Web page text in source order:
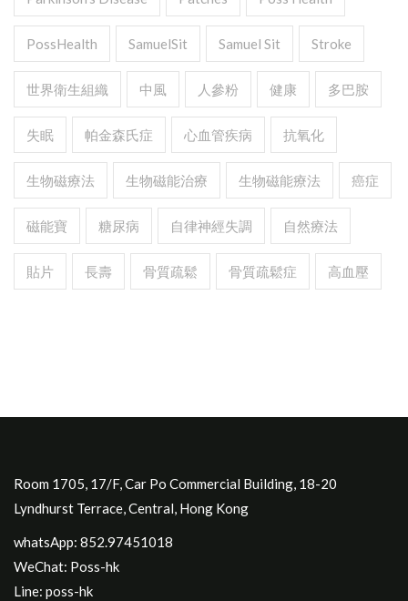
PossHealth SamuelSit Samuel Sit Stroke
世界衛生組織 中風 人參粉 健康 多巴胺
失眠 帕金森氏症 心血管疾病 抗氧化
生物磁療法 生物磁能治療 生物磁能療法 癌症
磁能寶 糖尿病 自律神經失調 自然療法
貼片 長壽 骨質疏鬆 骨質疏鬆症 高血壓
Room 1705, 17/F, Car Po Commercial Building, 18-20
Lyndhurst Terrace, Central, Hong Kong
whatsApp: 852.97451018
WeChat: Poss-hk
Line: poss-hk